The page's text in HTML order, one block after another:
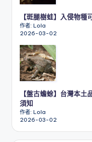
【斑腿樹蛙】入侵物
作者: Lola
2026-03-02
【盤古蟾蜍】台灣本
須知
作者: Lola
2026-03-02